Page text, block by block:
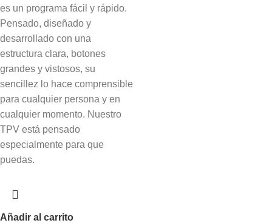
es un programa fácil y rápido.
Pensado, diseñado y
desarrollado con una
estructura clara, botones
grandes y vistosos, su
sencillez lo hace comprensible
para cualquier persona y en
cualquier momento. Nuestro
TPV está pensado
especialmente para que
puedas.
Añadir al carrito